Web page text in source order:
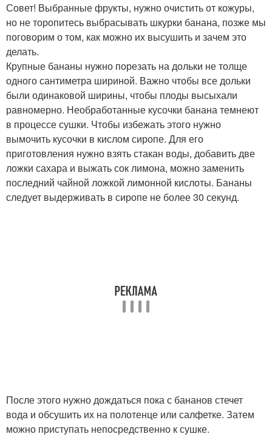
Совет! Выбранные фрукты, нужно очистить от кожуры,
но не торопитесь выбрасывать шкурки банана, позже мы
поговорим о том, как можно их высушить и зачем это
делать.
Крупные бананы нужно порезать на дольки не толще
одного сантиметра шириной. Важно чтобы все дольки
были одинаковой ширины, чтобы плоды высыхали
равномерно. Необработанные кусочки банана темнеют
в процессе сушки. Чтобы избежать этого нужно
вымочить кусочки в кислом сиропе. Для его
приготовления нужно взять стакан воды, добавить две
ложки сахара и выжать сок лимона, можно заменить
последний чайной ложкой лимонной кислоты. Бананы
следует выдерживать в сиропе не более 30 секунд.
После этого нужно дождаться пока с бананов стечет
вода и обсушить их на полотенце или салфетке. Затем
можно приступать непосредственно к сушке.